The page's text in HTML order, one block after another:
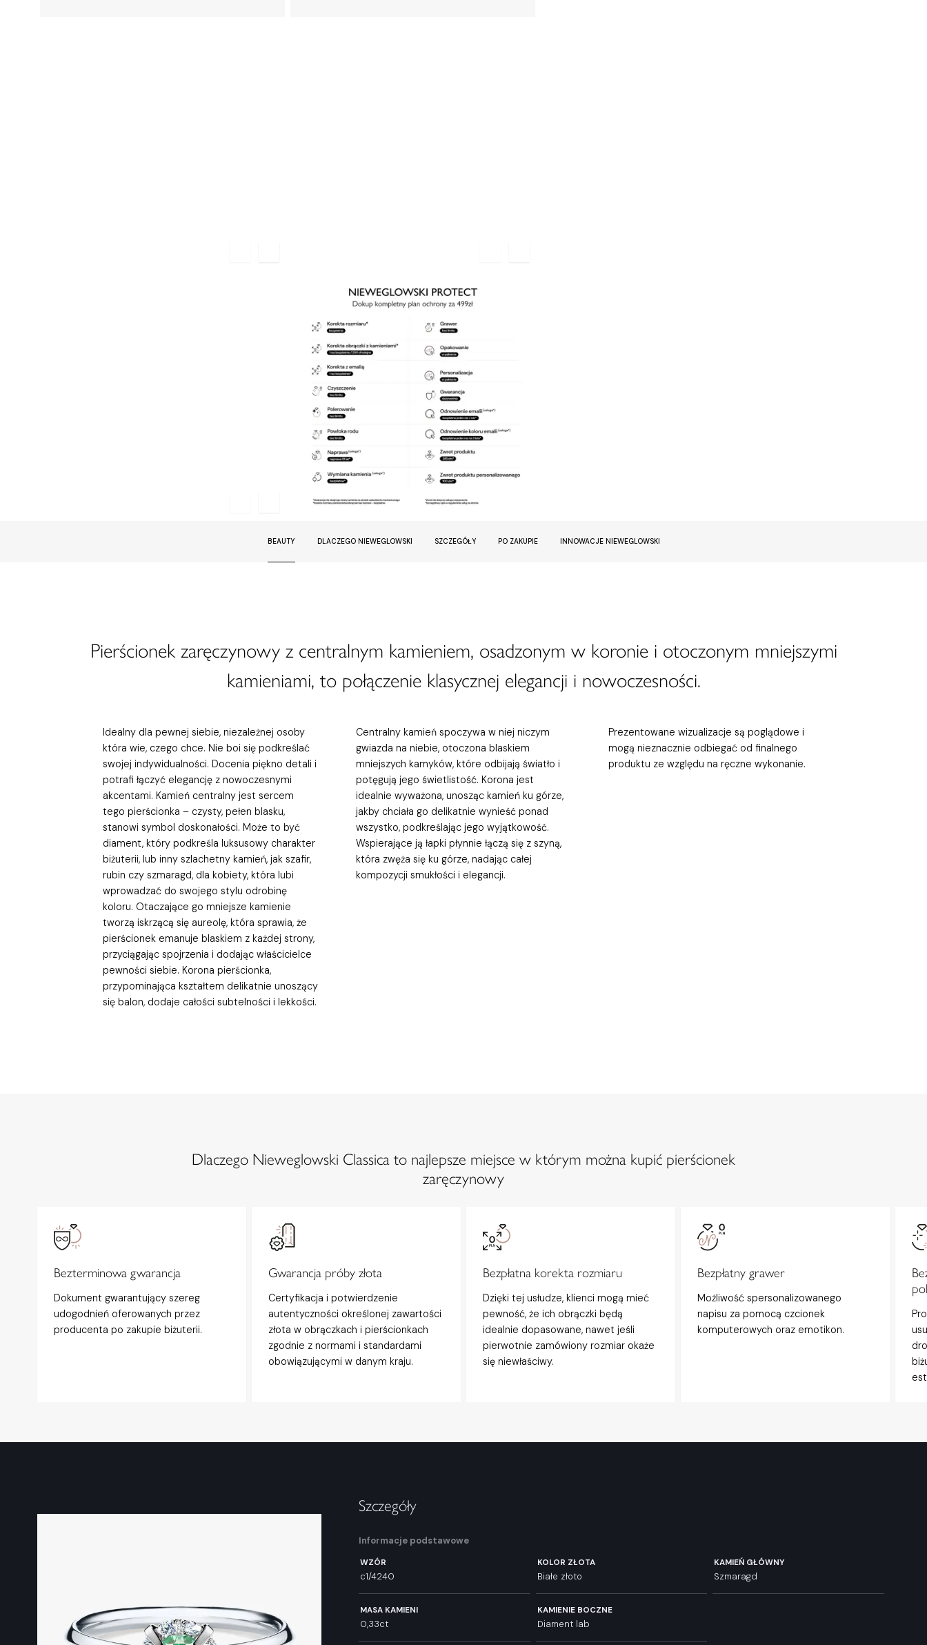
BEAUTY DLACZEGO NIEWEGLOWSKI SZCZEGÓŁY PO ZAKUPIE INNOWACJE NIEWEGLOWSKI
Pierścionek zaręczynowy z centralnym kamieniem, osadzonym w koronie i otoczonym mniejszymi
kamieniami, to połączenie klasycznej elegancji i nowoczesności.
Idealny dla pewnej siebie, niezależnej osoby
która wie, czego chce. Nie boi się podkreślać
swojej indywidualności. Docenia piękno detali i
potrafi łączyć elegancję z nowoczesnymi
akcentami. Kamień centralny jest sercem
tego pierścionka – czysty, pełen blasku,
stanowi symbol doskonałości. Może to być
diament, który podkreśla luksusowy charakter
biżuterii, lub inny szlachetny kamień, jak szafir,
rubin czy szmaragd, dla kobiety, która lubi
wprowadzać do swojego stylu odrobinę
koloru. Otaczające go mniejsze kamienie
tworzą iskrzącą się aureolę, która sprawia, że
pierścionek emanuje blaskiem z każdej strony,
przyciągając spojrzenia i dodając właścicielce
pewności siebie. Korona pierścionka,
przypominająca kształtem delikatnie unoszący
się balon, dodaje całości subtelności i lekkości.
Centralny kamień spoczywa w niej niczym
gwiazda na niebie, otoczona blaskiem
mniejszych kamyków, które odbijają światło i
potęgują jego świetlistość. Korona jest
idealnie wyważona, unosząc kamień ku górze,
jakby chciała go delikatnie wynieść ponad
wszystko, podkreślając jego wyjątkowość.
Wspierające ją łapki płynnie łączą się z szyną,
która zwęża się ku górze, nadając całej
kompozycji smukłości i elegancji.
Prezentowane wizualizacje są poglądowe i
mogą nieznacznie odbiegać od finalnego
produktu ze względu na ręczne wykonanie.
Dlaczego Nieweglowski Classica to najlepsze miejsce w którym można kupić pierścionek
zaręczynowy
Bezterminowa gwarancja
Dokument gwarantujący szereg
udogodnień oferowanych przez
producenta po zakupie biżuterii.
Gwarancja próby złota
Certyfikacja i potwierdzenie
autentyczności określonej zawartości
złota w obrączkach i pierścionkach
zgodnie z normami i standardami
obowiązującymi w danym kraju.
Bezpłatna korekta rozmiaru
Dzięki tej usłudze, klienci mogą mieć
pewność, że ich obrączki będą
idealnie dopasowane, nawet jeśli
pierwotnie zamówiony rozmiar okaże
się niewłaściwy.
Bezpłatny grawer
Możliwość spersonalizowanego
napisu za pomocą czcionek
komputerowych oraz emotikon.
Szczegóły
Informacje podstawowe
WZÓR
c1/4240
KOLOR ZŁOTA
Białe złoto
KAMIEŃ GŁÓWNY
Szmaragd
MASA KAMIENI
0,33ct
KAMIENIE BOCZNE
Diament lab